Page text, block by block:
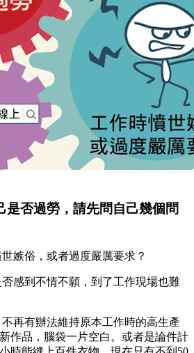
是否過勞，請先問自己幾個問
嫉俗，或者過度嚴厲要求？
感到不情不願，到了工作現場也難
再有辦法維持原本工作時的高生產
作品，腦袋一片空白。或者是論件計